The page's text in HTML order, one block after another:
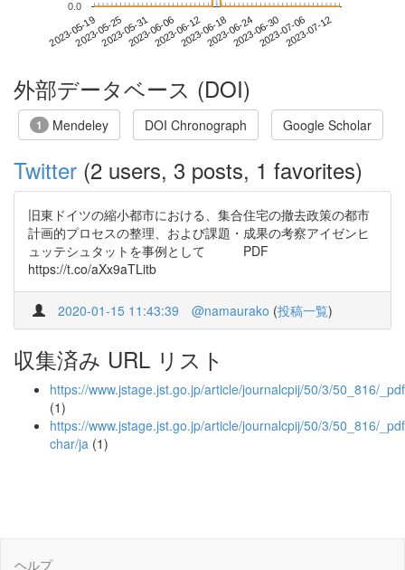
2023-05-192023-05-252023-05-312023-06-062023-06-122023-06-182023-06-242023-06-302023-07-062023-07-12
0.0
外部データベース (DOI)
1 Mendeley DOI Chronograph Google Scholar
Twitter (2 users, 3 posts, 1 favorites)
旧東ドイツの縮小都市における、集合住宅の撤去政策の都市
計画的プロセスの整理、および課題・成果の考察アイゼンヒ
ュッテシュタットを事例として PDF
https://t.co/aXx9aTLitb
2020-01-15 11:43:39 @namaurako (投稿一覧)
収集済み URL リスト
https://www.jstage.jst.go.jp/article/journalcpij/50/3/50_816/_pdf
(1)
https://www.jstage.jst.go.jp/article/journalcpij/50/3/50_816/
char/ja (1)
ヘルプ